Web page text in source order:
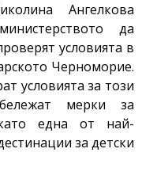
Ангелкова
да
условията в
Черноморие.
условията за този
мерки за
една от най-
за детски